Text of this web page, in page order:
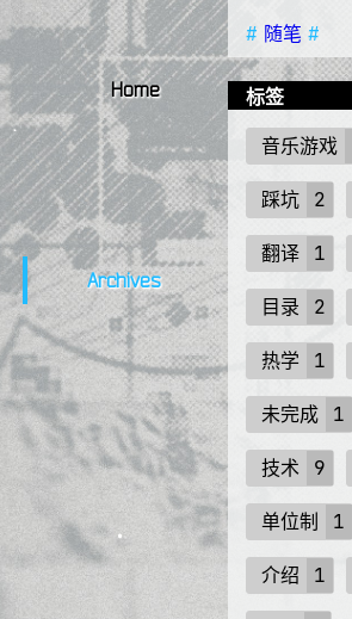
Home
Archives
随笔
标签
音乐游戏
踩坑 2
翻译 1
目录 2
热学 1
未完成 1
技术 9
单位制 1
介绍 1